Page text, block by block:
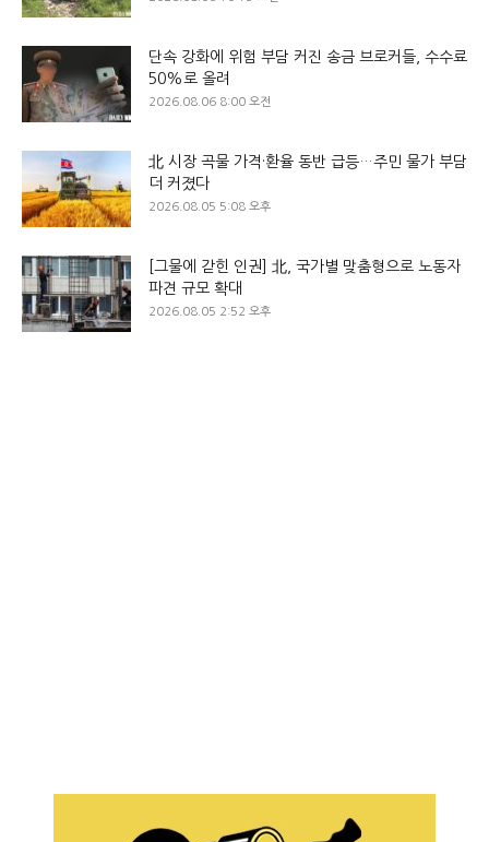
단속 강화에 위험 부담 커진 송금 브로커들, 수수료
50%로 올려
2026.08.06 8:00 오전
北 시장 곡물 가격·환율 동반 급등…주민 물가 부담
더 커졌다
2026.08.05 5:08 오후
[그물에 갇힌 인권] 北, 국가별 맞춤형으로 노동자
파견 규모 확대
2026.08.05 2:52 오후